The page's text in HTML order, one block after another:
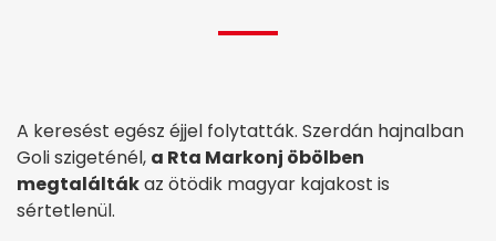
A keresést egész éjjel folytatták. Szerdán hajnalban
Goli szigeténél, a Rta Markonj öbölben
megtaláltákaz ötödik magyar kajakost is
sértetlenül.